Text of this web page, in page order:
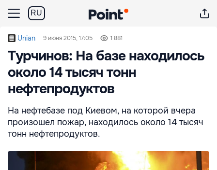
RU
Unian 9 июня 2015, 17:05 1 881
Турчинов: На базе находилось
около 14 тысяч тонн
нефтепродуктов
На нефтебазе под Киевом, на которой вчера
произошел пожар, находилось около 14 тысяч
тонн нефтепродуктов.